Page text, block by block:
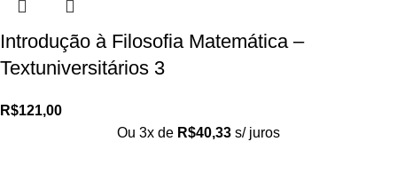
Introdução à Filosofia Matemática –
Textuniversitários 3
R$121,00
Ou 3x de R$40,33 s/ juros